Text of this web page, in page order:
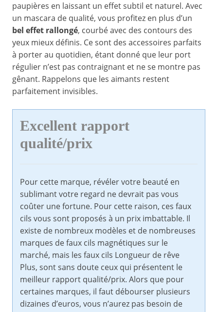
paupières en laissant un effet subtil et naturel. Avec
un mascara de qualité, vous profitez en plus d’un
bel effet rallongé, courbé avec des contours des
yeux mieux définis. Ce sont des accessoires parfaits
à porter au quotidien, étant donné que leur port
régulier n’est pas contraignant et ne se montre pas
gênant. Rappelons que les aimants restent
parfaitement invisibles.
Excellent rapport
qualité/prix
Pour cette marque, révéler votre beauté en
sublimant votre regard ne devrait pas vous
coûter une fortune. Pour cette raison, ces faux
cils vous sont proposés à un prix imbattable. Il
existe de nombreux modèles et de nombreuses
marques de faux cils magnétiques sur le
marché, mais les faux cils Longueur de rêve
Plus, sont sans doute ceux qui présentent le
meilleur rapport qualité/prix. Alors que pour
certaines marques, il faut débourser plusieurs
dizaines d’euros, vous n’aurez pas besoin de